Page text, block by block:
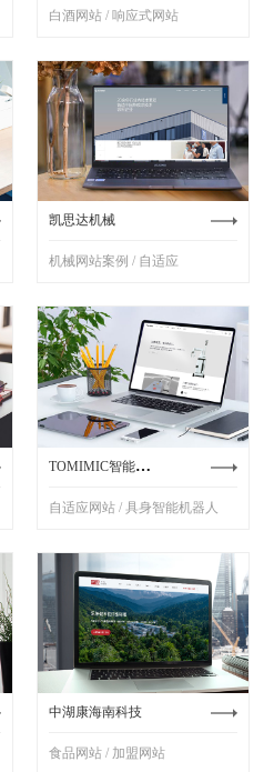
白酒网站 / 响应式网站
凯思达机械
机械网站案例 / 自适应
TOMIMIC智能机器人
自适应网站 / 具身智能机器人
中湖康海南科技
食品网站 / 加盟网站